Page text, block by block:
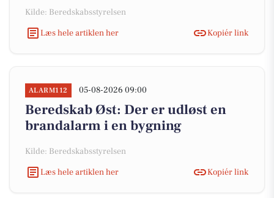
Kilde: Beredskabsstyrelsen
Læs hele artiklen her
Kopiér link
ALARM112 05-08-2026 09:00
Beredskab Øst: Der er udløst en
brandalarm i en bygning
Kilde: Beredskabsstyrelsen
Læs hele artiklen her
Kopiér link